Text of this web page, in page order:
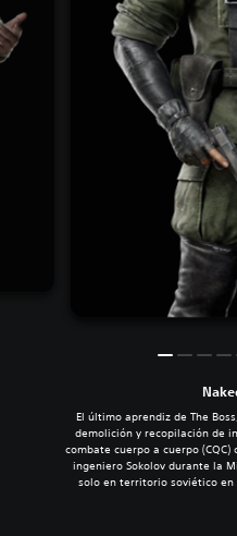
El último aprendiz de The
demolición y recopilación de
combate cuerpo a cuerpo
ingeniero Sokolov durante la
solo en territorio soviético en